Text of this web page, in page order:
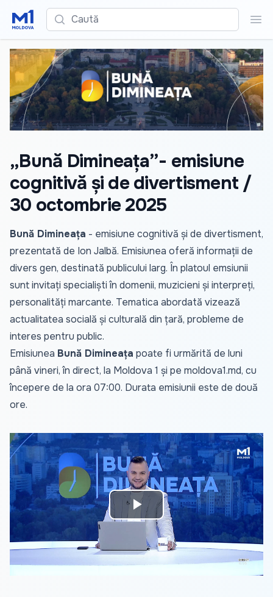
Caută
„Bună Dimineața”- emisiune
cognitivă și de divertisment /
30 octombrie 2025
Bună Dimineața - emisiune cognitivă și de divertisment,
prezentată de Ion Jalbă. Emisiunea oferă informații de
divers gen, destinată publicului larg. În platoul emsiunii
sunt invitați specialiști în domenii, muzicieni și interpreți,
personalități marcante. Tematica abordată vizează
actualitatea socială și culturală din țară, probleme de
interes pentru public.
Emisiunea Bună Dimineața poate fi urmărită de luni
până vineri, în direct, la Moldova 1 și pe moldova1.md, cu
începere de la ora 07:00. Durata emisiunii este de două
ore.
Play
Video